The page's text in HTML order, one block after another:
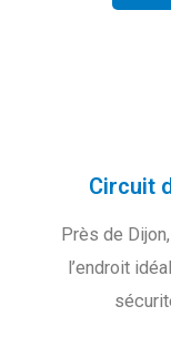
Circuit
Près de
l’endroit